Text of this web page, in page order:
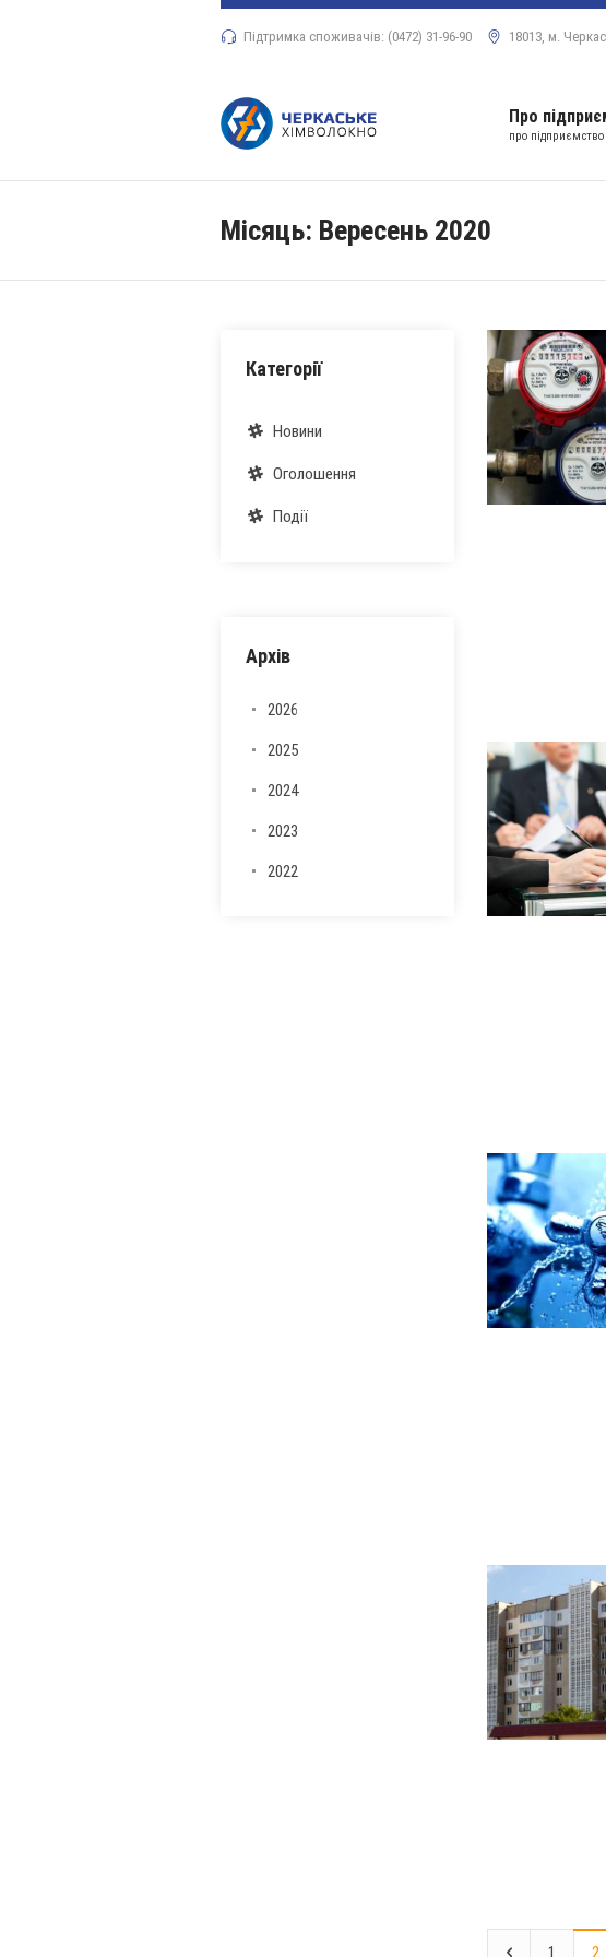
Підтримка споживачів: (0472) 31-96-90 18013, м.
Про
про підприємство
Місяць: Вересень 2020
1 2
Категорії
Новини
Оголошення
Події
Архів
2026
2025
2024
2023
2022